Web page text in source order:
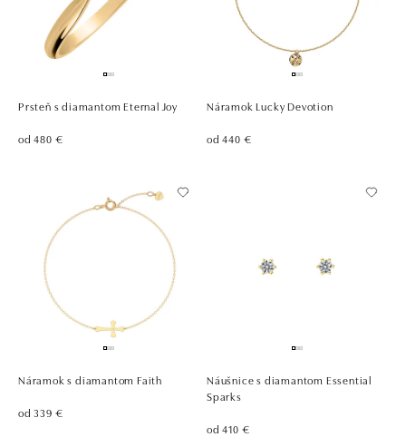
Prsteň s diamantom Eternal Joy
od 480 €
Náramok Lucky Devotion
od 440 €
Náramok s diamantom Faith
od 339 €
Náušnice s diamantom Essential
Sparks
od 410 €